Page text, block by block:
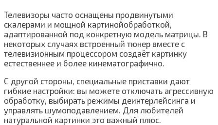
Телевизоры часто оснащены продвинутыми
скалерами и мощной картинойобработкой,
адаптированной под конкретную модель матрицы. В
некоторых случаях встроенный тюнер вместе с
телевизионным процессором создаёт картинку
естественнее и более кинематографично.
С другой стороны, специальные приставки дают
гибкие настройки: вы можете отключать агрессивную
обработку, выбирать режимы деинтерлейсинга и
управлять шумоподавлением. Для любителей
натуральной картинки это важный плюс.